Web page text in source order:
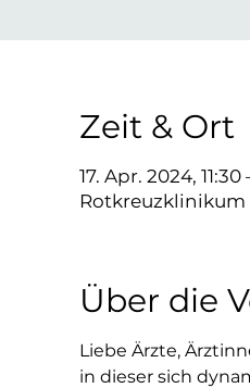
Zeit & Ort
17. Apr. 2024, 11:30
Rotkreuzklinikum
Über die
Liebe Ärzte,
in dieser sich